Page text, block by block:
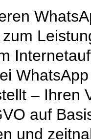
– Ihren
auf
und